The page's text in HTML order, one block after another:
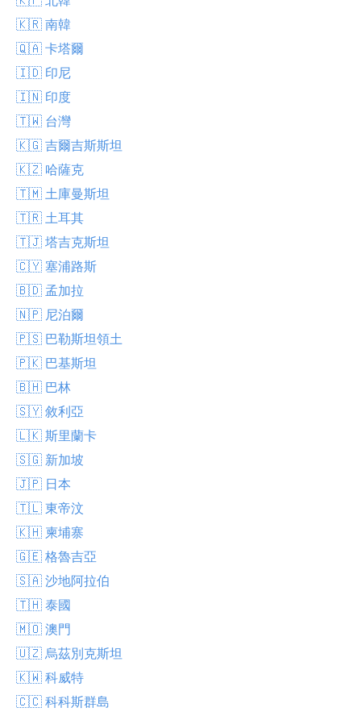
🇰🇷 南韓
🇶🇦 卡塔爾
🇮🇩 印尼
🇮🇳 印度
🇹🇼 台灣
🇰🇬 吉爾吉斯斯坦
🇰🇿 哈薩克
🇹🇲 土庫曼斯坦
🇹🇷 土耳其
🇹🇯 塔吉克斯坦
🇨🇾 塞浦路斯
🇧🇩 孟加拉
🇳🇵 尼泊爾
🇵🇸 巴勒斯坦領土
🇵🇰 巴基斯坦
🇧🇭 巴林
🇸🇾 敘利亞
🇱🇰 斯里蘭卡
🇸🇬 新加坡
🇯🇵 日本
🇹🇱 東帝汶
🇰🇭 柬埔寨
🇬🇪 格魯吉亞
🇸🇦 沙地阿拉伯
🇹🇭 泰國
🇲🇴 澳門
🇺🇿 烏茲別克斯坦
🇰🇼 科威特
🇨🇨 科科斯群島